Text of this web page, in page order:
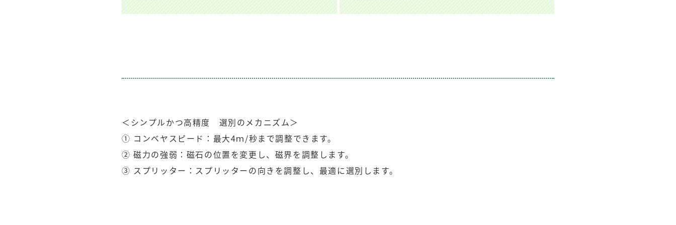
＜シンプルかつ高精度 選別のメカニズム＞
① コンベヤスピード：最大4ｍ/秒まで調整できます。
② 磁力の強弱：磁石の位置を変更し、磁界を調整します。
③ スプリッター：スプリッターの向きを調整し、最適に選別します。